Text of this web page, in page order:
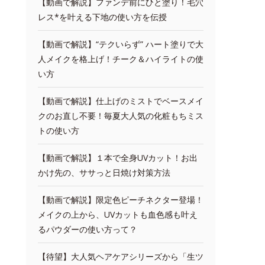
レス*を叶える下地の使い方を伝授
【動画で解説】“テクいらず” ハート塗りで大
人メイクを格上げ！チーク＆ハイライトの使
い方
【動画で解説】仕上げのミストでベースメイ
クのお直し不要！毎夏大人気の化粧もちミス
トの使い方
【動画で解説】１本で全身UVカット！お出
かけ先の、ササっと日焼け対策方法
【動画で解説】限定色ピーチネクター登場！
メイクの上から、UVカットも血色感も叶え
るパウダーの使い方って？
【待望】大人気ヘアケアシリーズから「生ツ